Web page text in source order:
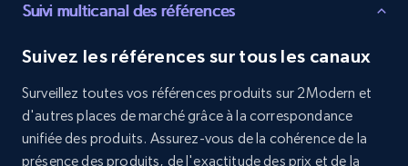
UPC
Rating, Reviews count, Initial price, Discount,
1.3K+ 175+ Commencer
Suivi multicanal des références
Suivez les références sur tous les canaux
Surveillez toutes vos références produits sur 2Modern et
d'autres places de marché grâce à la correspondance
unifiée des produits. Assurez-vous de la cohérence de la
présence des produits, de l'exactitude des prix et de la